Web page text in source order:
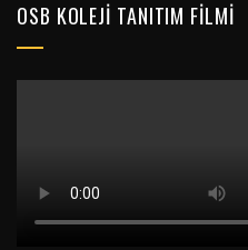
OSB KOLEJI TANITIM FILMI